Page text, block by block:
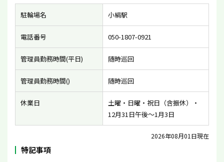
駐輪場名 小絹駅
電話番号 050-1807-0921
管理員勤務時間(平日) 随時巡回
管理員勤務時間() 随時巡回
休業日
土曜・日曜・祝日（含振休）・
12月31日午後〜1月3日
2026年08月01日現在
特記事項